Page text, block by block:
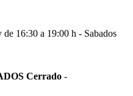
16:30 a 19:00 h - Sabados
Cerrado -